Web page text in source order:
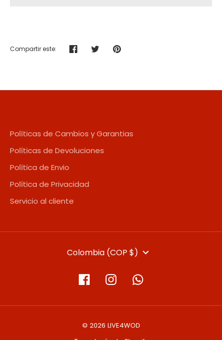
Compartir este: CompartirTuitearHacer
Políticas de Cambios y Garantias
Políticas de Devoluciones
Política de Envio
Política de Privacidad
Servicio al cliente
Colombia (COP $)
© 2026 LIVE4WOD